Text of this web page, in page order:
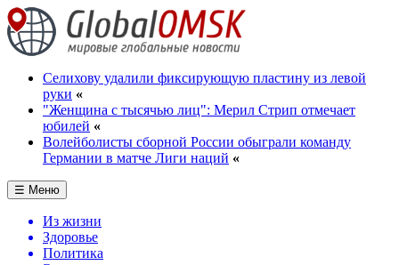
Селихову удалили фиксирующую пластину из левой
руки «
"Женщина с тысячью лиц": Мерил Стрип отмечает
юбилей «
Волейболисты сборной России обыграли команду
Германии в матче Лиги наций «
☰ Меню
Из жизни
Здоровье
Политика